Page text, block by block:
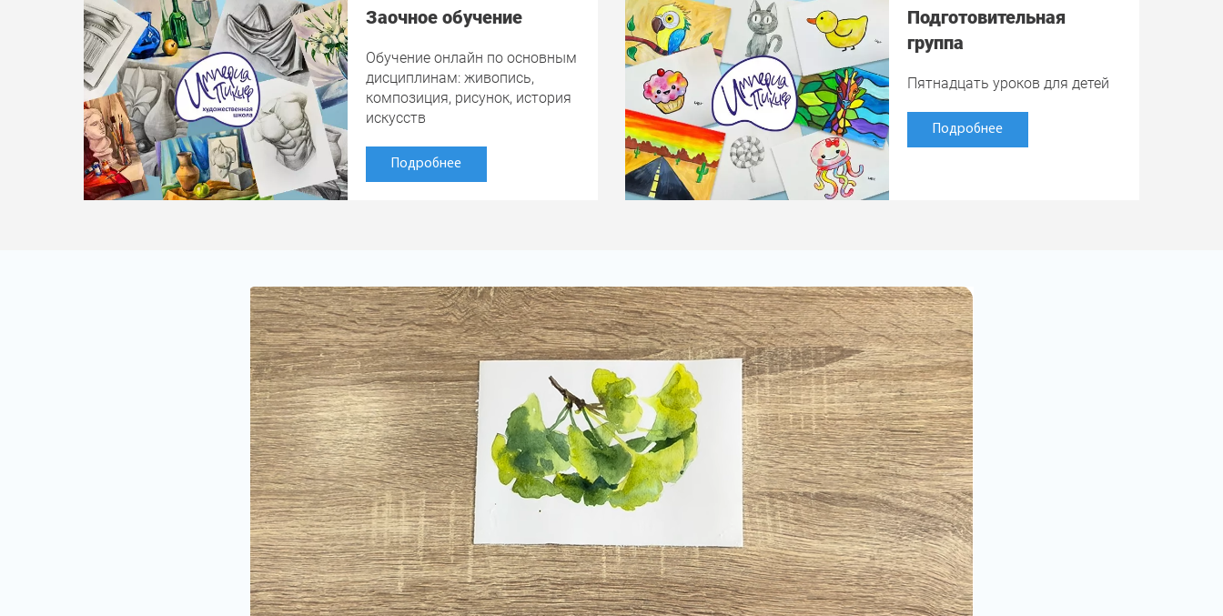
Заочное обучение
Обучение онлайн по основным
дисциплинам: живопись,
композиция, рисунок, история
искусств
Подробнее
Подготовительная
группа
Пятнадцать уроков для детей
Подробнее